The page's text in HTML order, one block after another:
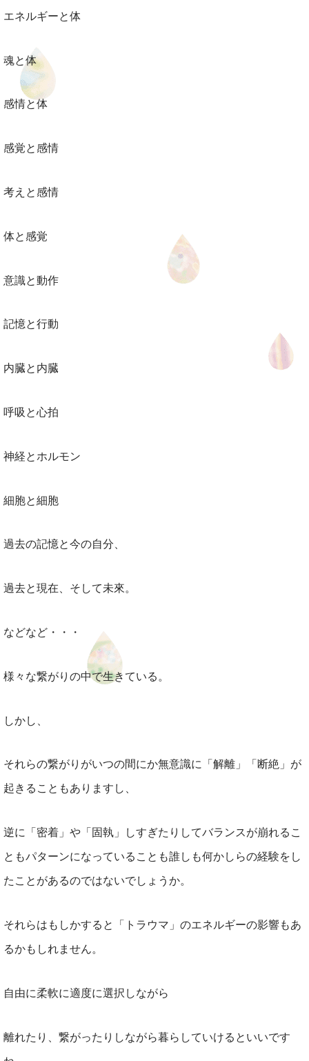
エネルギーと体
魂と体
感情と体
感覚と感情
考えと感情
体と感覚
意識と動作
記憶と行動
内臓と内臓
呼吸と心拍
神経とホルモン
細胞と細胞
過去の記憶と今の自分、
過去と現在、そして未來。
などなど・・・
様々な繋がりの中で生きている。
しかし、
それらの繋がりがいつの間にか無意識に「解離」「断絶」が
起きることもありますし、
逆に「密着」や「固執」しすぎたりしてバランスが崩れるこ
ともパターンになっていることも誰しも何かしらの経験をし
たことがあるのではないでしょうか。
それらはもしかすると「トラウマ」のエネルギーの影響もあ
るかもしれません。
自由に柔軟に適度に選択しながら
離れたり、繋がったりしながら暮らしていけるといいです